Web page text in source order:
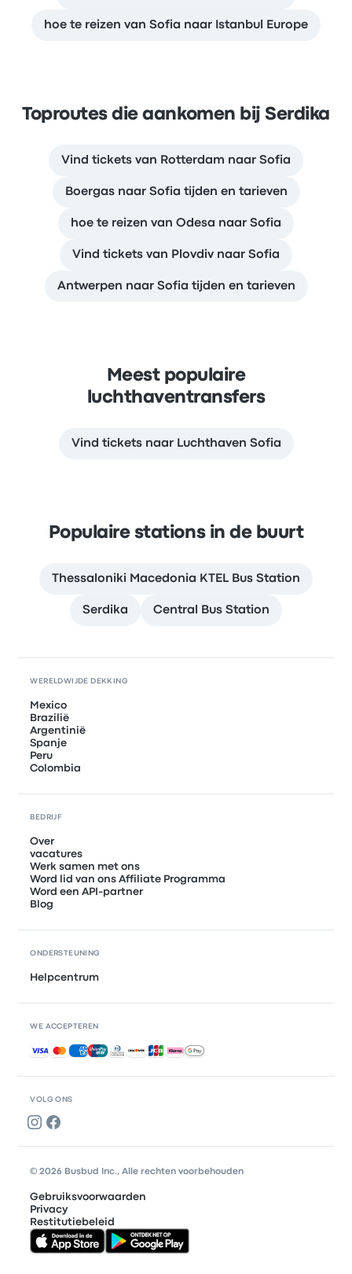
hoe te reizen van Sofia naar Istanbul Europe
Toproutes die aankomen bij Serdika
Vind tickets van Rotterdam naar Sofia
Boergas naar Sofia tijden en tarieven
hoe te reizen van Odesa naar Sofia
Vind tickets van Plovdiv naar Sofia
Antwerpen naar Sofia tijden en tarieven
Meest populaire
luchthaventransfers
Vind tickets naar Luchthaven Sofia
Populaire stations in de buurt
Thessaloniki Macedonia KTEL Bus Station
Serdika Central Bus Station
VOLG ONS
WERELDWIJDE DEKKING
Mexico
Brazilië
Argentinië
Spanje
Peru
Colombia
BEDRIJF
Over
vacatures
Werk samen met ons
Word lid van ons Affiliate Programma
Word een API-partner
Blog
ONDERSTEUNING
Helpcentrum
WE ACCEPTEREN
Geaccepteerde betalingen
© 2026 Busbud Inc., Alle rechten voorbehouden
Gebruiksvoorwaarden
Privacy
Restitutiebeleid